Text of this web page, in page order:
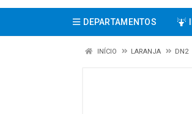
DEPARTAMENTOS
INÍCIO LARANJA DN2